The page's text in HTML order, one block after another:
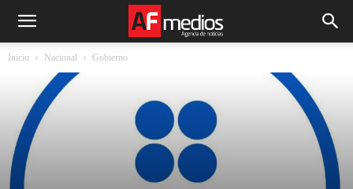
Inicio Nacional Gobierno